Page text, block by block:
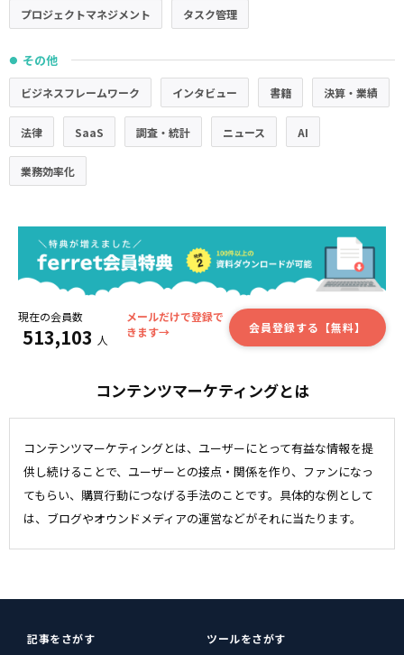
プロジェクトマネジメント タスク管理
● その他
ビジネスフレームワーク インタビュー 書籍 決算・業績
法律 SaaS 調査・統計 ニュース AI
業務効率化
現在の会員数
513,103 人
メールだけで登録で
きます→
会員登録する【無料】
コンテンツマーケティングとは
コンテンツマーケティングとは、ユーザーにとって有益な情報を提
供し続けることで、ユーザーとの接点・関係を作り、ファンになっ
てもらい、購買行動につなげる手法のことです。具体的な例として
は、ブログやオウンドメディアの運営などがそれに当たります。
記事をさがす
ツールをさがす